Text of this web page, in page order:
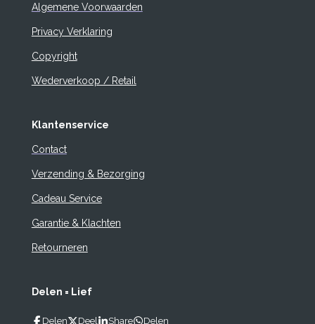
Algemene Voorwaarden
Privacy Verklaring
Copyright
Wederverkoop / Retail
Klantenservice
Contact
Verzending & Bezorging
Cadeau Service
Garantie & Klachten
Retourneren
Delen = Lief
Delen Deel Share Delen